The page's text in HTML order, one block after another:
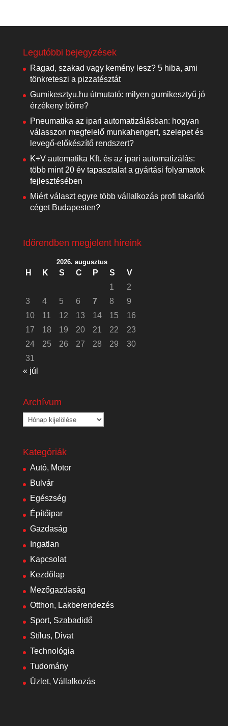
Legutóbbi bejegyzések
Ragad, szakad vagy kemény lesz? 5 hiba, ami
tönkreteszi a pizzatésztát
Gumikesztyu.hu útmutató: milyen gumikesztyű jó
érzékeny bőrre?
Pneumatika az ipari automatizálásban: hogyan
válasszon megfelelő munkahengert, szelepet és
levegő-előkészítő rendszert?
K+V automatika Kft. és az ipari automatizálás:
több mint 20 év tapasztalat a gyártási folyamatok
fejlesztésében
Miért választ egyre több vállalkozás profi takarító
céget Budapesten?
Időrendben megjelent híreink
2026. augusztus
H K S C P S
V
1
2
3
4 5 6 7 8
9
10
11 12 13 14 15
16
17
18 19 20 21 22
23
24
25 26 27 28 29
30
31
« júl
Archívum
Archívum
Kategóriák
Autó, Motor
Bulvár
Egészség
Építőipar
Gazdaság
Ingatlan
Kapcsolat
Kezdőlap
Mezőgazdaság
Otthon, Lakberendezés
Sport, Szabadidő
Stílus, Divat
Technológia
Tudomány
Üzlet, Vállalkozás